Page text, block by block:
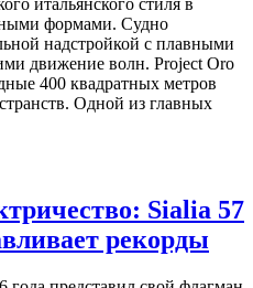
формами. Судно
надстройкой с плавными
движение волн. Project Oro
400 квадратных метров
Одной из главных
Sialia 57
рекорды